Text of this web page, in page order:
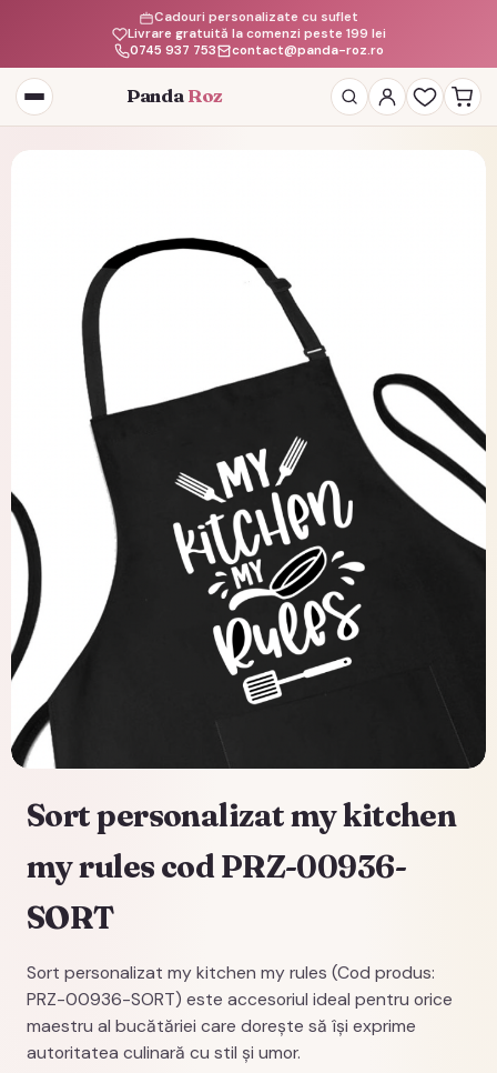
Livrare gratuită la comenzi peste 199 lei
Cadouri personalizate cu suflet
0745 937 753
contact@panda-roz.ro
Deschide
meniul
Panda Roz
Sort personalizat my kitchen
my rules cod PRZ-00936-
SORT
Sort personalizat my kitchen my rules (Cod produs:
PRZ-00936-SORT) este accesoriul ideal pentru orice
maestru al bucătăriei care dorește să își exprime
autoritatea culinară cu stil și umor.